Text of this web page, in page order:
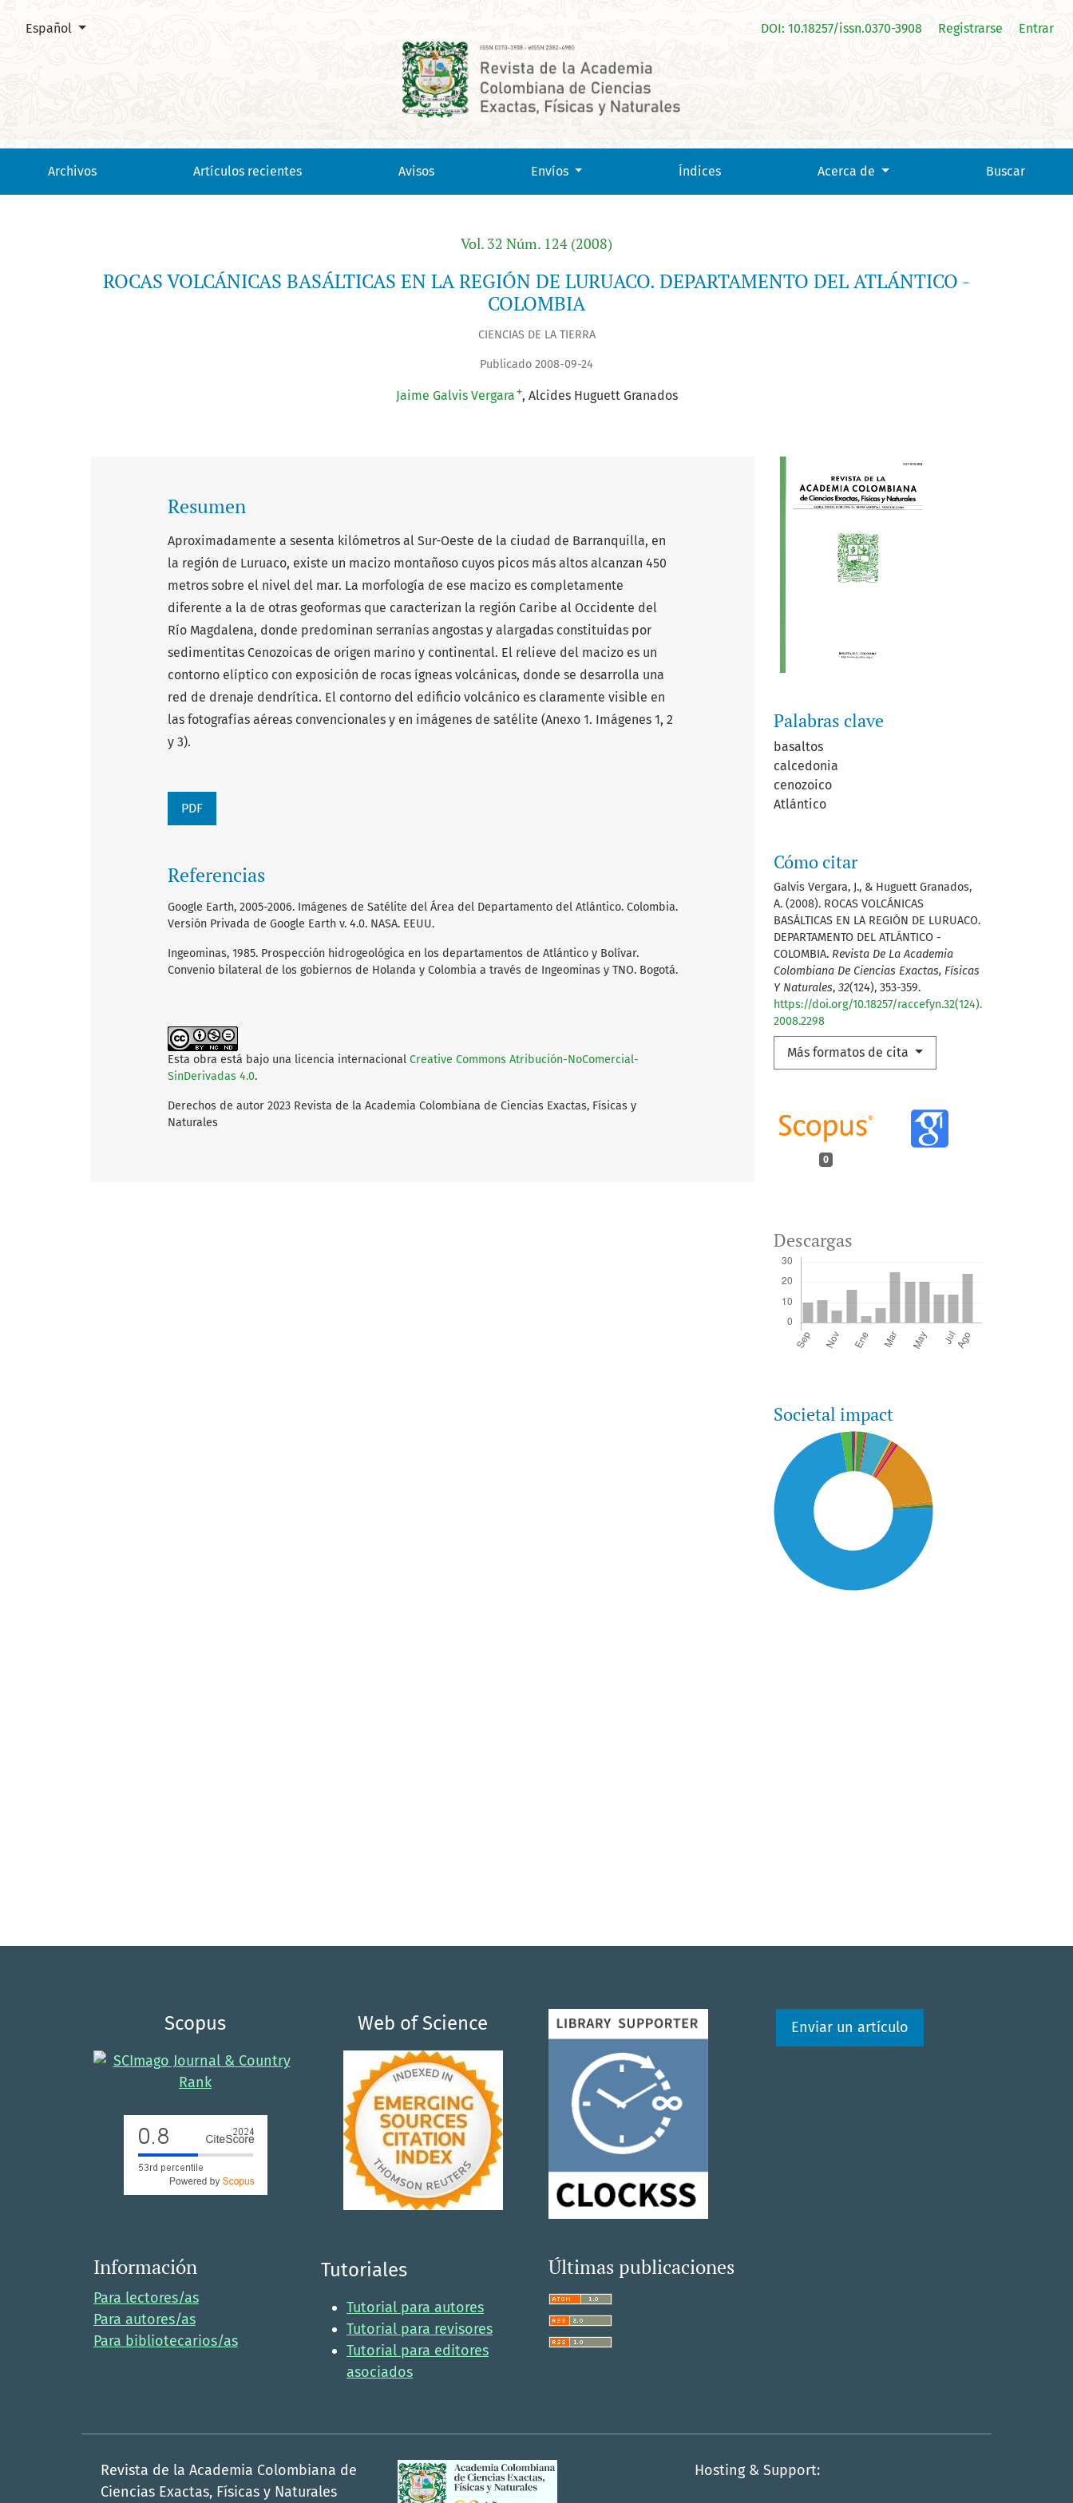
ROCAS VOLCÁNICAS BASÁLTICAS EN LA REGIÓN DE LURUACO. DEPARTAMENTO DEL ATLÁNTICO - COLOMBIA
Archivos Artículos recientes Avisos Envíos Índices Acerca de Buscar
DOI: 10.18257/issn.0370-3908 Registrarse Entrar
Cambiar el idioma. El actual es:
Español
Vol. 32 Núm. 124 (2008)
ROCAS VOLCÁNICAS BASÁLTICAS EN LA REGIÓN DE LURUACO. DEPARTAMENTO DEL ATLÁNTICO -
COLOMBIA
CIENCIAS DE LA TIERRA
Publicado 2008-09-24
Jaime Galvis Vergara + Alcides Huguett Granados
Palabras clave
basaltos
calcedonia
cenozoico
Atlántico
Cómo citar
Galvis Vergara, J., & Huguett Granados,
A. (2008). ROCAS VOLCÁNICAS
BASÁLTICAS EN LA REGIÓN DE LURUACO.
DEPARTAMENTO DEL ATLÁNTICO -
COLOMBIA. Revista De La Academia
Colombiana De Ciencias Exactas, Físicas
Y Naturales, 32(124), 353-359.
https://doi.org/10.18257/raccefyn.32(124).
2008.2298
Más formatos de cita
0
Descargas
Societal impact
Resumen
Aproximadamente a sesenta kilómetros al Sur-Oeste de la ciudad de Barranquilla, en
la región de Luruaco, existe un macizo montañoso cuyos picos más altos alcanzan 450
metros sobre el nivel del mar. La morfología de ese macizo es completamente
diferente a la de otras geoformas que caracterizan la región Caribe al Occidente del
Río Magdalena, donde predominan serranías angostas y alargadas constituidas por
sedimentitas Cenozoicas de origen marino y continental. El relieve del macizo es un
contorno elíptico con exposición de rocas ígneas volcánicas, donde se desarrolla una
red de drenaje dendrítica. El contorno del edificio volcánico es claramente visible en
las fotografías aéreas convencionales y en imágenes de satélite (Anexo 1. Imágenes 1, 2
y 3).
PDF
Referencias
Google Earth, 2005-2006. Imágenes de Satélite del Área del Departamento del Atlántico. Colombia.
Versión Privada de Google Earth v. 4.0. NASA. EEUU.
Ingeominas, 1985. Prospección hidrogeológica en los departamentos de Atlántico y Bolívar.
Convenio bilateral de los gobiernos de Holanda y Colombia a través de Ingeominas y TNO. Bogotá.
Esta obra está bajo una licencia internacional Creative Commons Atribución-NoComercial-
SinDerivadas 4.0.
Derechos de autor 2023 Revista de la Academia Colombiana de Ciencias Exactas, Físicas y
Naturales
Scopus Web of Science Enviar un artículo
Información
Para lectores/as
Para autores/as
Para bibliotecarios/as
Tutoriales
Tutorial para autores
Tutorial para revisores
Tutorial para editores
asociados
Últimas publicaciones
Revista de la Academia Colombiana de
Ciencias Exactas, Físicas y Naturales
Hosting & Support: